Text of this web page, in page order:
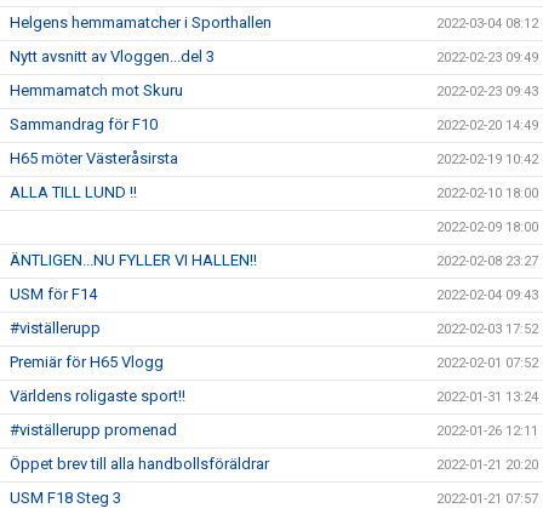
Helgens hemmamatcher i Sporthallen 2022-03-04 08:12
Nytt avsnitt av Vloggen...del 3 2022-02-23 09:49
Hemmamatch mot Skuru 2022-02-23 09:43
Sammandrag för F10 2022-02-20 14:49
H65 möter Västeråsirsta 2022-02-19 10:42
ALLA TILL LUND !! 2022-02-10 18:00
2022-02-09 18:00
ÄNTLIGEN...NU FYLLER VI HALLEN!! 2022-02-08 23:27
USM för F14 2022-02-04 09:43
#viställerupp 2022-02-03 17:52
Premiär för H65 Vlogg 2022-02-01 07:52
Världens roligaste sport!! 2022-01-31 13:24
#viställerupp promenad 2022-01-26 12:11
Öppet brev till alla handbollsföräldrar 2022-01-21 20:20
USM F18 Steg 3 2022-01-21 07:57